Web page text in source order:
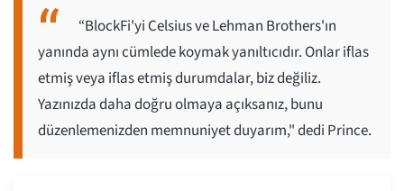
“BlockFi'yi Celsius ve Lehman Brothers'ın
yanında aynı cümlede koymak yanıltıcıdır. Onlar iflas
etmiş veya iflas etmiş durumdalar, biz değiliz.
Yazınızda daha doğru olmaya açıksanız, bunu
düzenlemenizden memnuniyet duyarım," dedi Prince.